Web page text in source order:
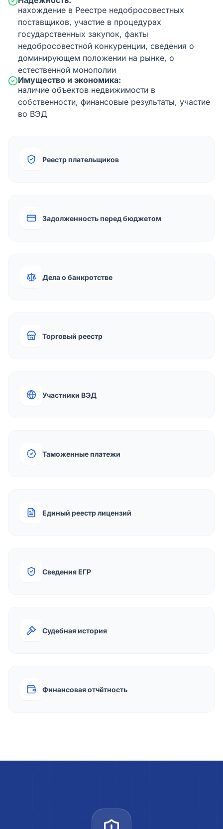
нахождение в Реестре недобросовестных
поставщиков, участие в процедурах
государственных закупок, факты
недобросовестной конкуренции, сведения о
доминирующем положении на рынке, о
естественной монополии
Имущество и экономика:
наличие объектов недвижимости в
собственности, финансовые результаты, участие
во ВЭД
Реестр плательщиков
Задолженность перед бюджетом
Дела о банкротстве
Торговый реестр
Участники ВЭД
Таможенные платежи
Единый реестр лицензий
Сведения ЕГР
Судебная история
Финансовая отчётность